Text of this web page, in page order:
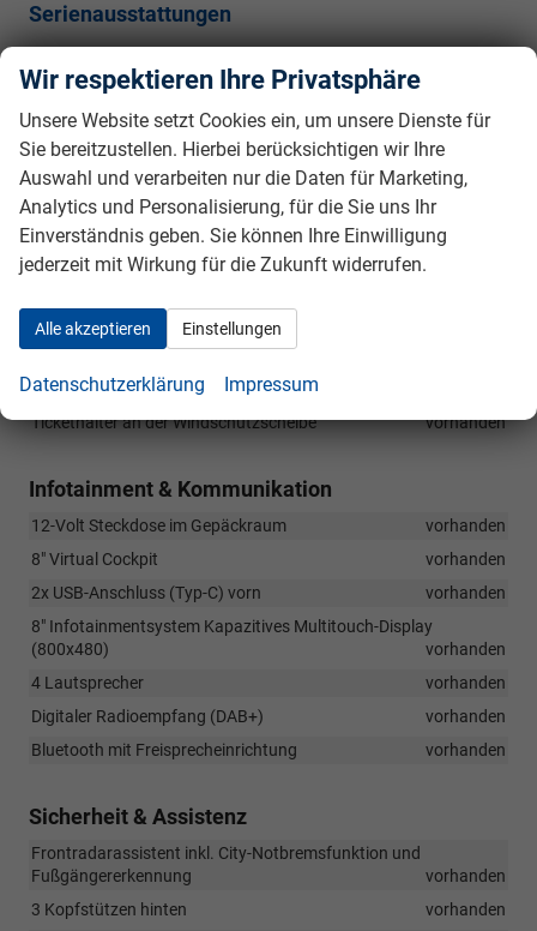
Serienausstattungen
Türinnengriffe in Chrom
2-Speichen-Lenkrad
vorhanden
Elektrische Fensterheber vorne
Geschwindigkeitsbegrenzer (Speed-Limiter)
vorhanden
Höhen- und längeneinstellbares Lenkrad
Rücksitzbank ungeteilt, Rückenlehnen geteilt umklappbar
Netzprogramm und Verzurösen im Gepäckraum
Tickethalter an der Windschutzscheibe
vorhanden
Infotainment & Kommunikation
12-Volt Steckdose im Gepäckraum
vorhanden
8" Virtual Cockpit
vorhanden
2x USB-Anschluss (Typ-C) vorn
vorhanden
8" Infotainmentsystem Kapazitives Multitouch-Display
(800x480)
vorhanden
4 Lautsprecher
vorhanden
Digitaler Radioempfang (DAB+)
vorhanden
Bluetooth mit Freisprecheinrichtung
vorhanden
Sicherheit & Assistenz
Frontradarassistent inkl. City-Notbremsfunktion und
Fußgängererkennung
vorhanden
3 Kopfstützen hinten
vorhanden
Wir respektieren Ihre Privatsphäre
Unsere Website setzt Cookies ein, um unsere Dienste für
Sie bereitzustellen. Hierbei berücksichtigen wir Ihre
Auswahl und verarbeiten nur die Daten für Marketing,
Analytics und Personalisierung, für die Sie uns Ihr
Einverständnis geben. Sie können Ihre Einwilligung
jederzeit mit Wirkung für die Zukunft widerrufen.
Alle akzeptieren Einstellungen
Datenschutzerklärung Impressum